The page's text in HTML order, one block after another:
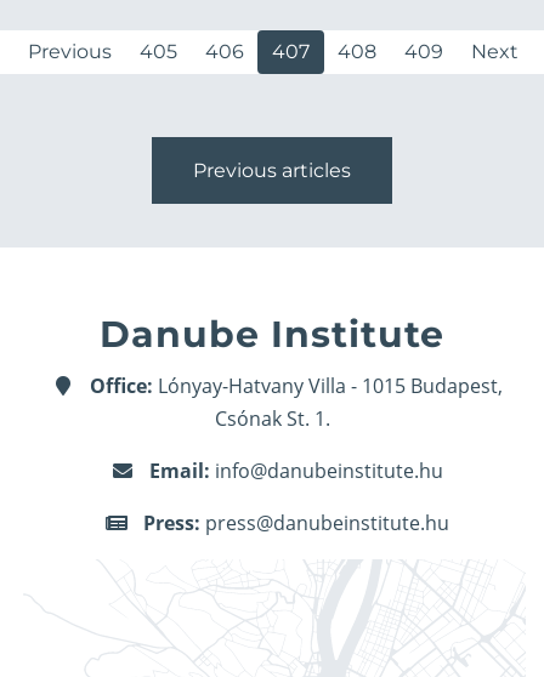
Previous 405 406 407 408 409 Next
Previous articles
Danube Institute
Office: Lónyay-Hatvany Villa - 1015 Budapest,
Csónak St. 1.
Email: info@danubeinstitute.hu
Press: press@danubeinstitute.hu